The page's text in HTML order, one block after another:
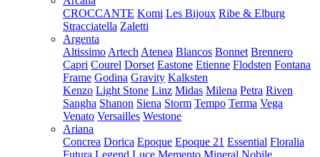
CROCCANTE Komi Les Bijoux Ribe & Elburg
Stracciatella Zaletti
Argenta
Altissimo Artech Atenea Blancos Bonnet Brennero
Capri Courel Dorset Eastone Etienne Flodsten Fontana
Frame Godina Gravity Kalksten
Kenzo Light Stone Linz Midas Milena Petra Riven
Sangha Shanon Siena Storm Tempo Terma Vega
Venato Versailles Westone
Ariana
Concrea Dorica Epoque Epoque 21 Essential Floralia